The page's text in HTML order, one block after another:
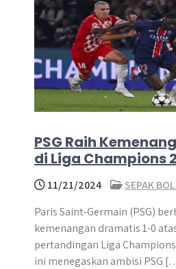
PSG Raih
di Liga Champions
11/21/2024
SEPAK
​Paris Saint-Germain (PSG)
kemenangan dramatis 1-0
pertandingan Liga
ini menegaskan ambisi PSG